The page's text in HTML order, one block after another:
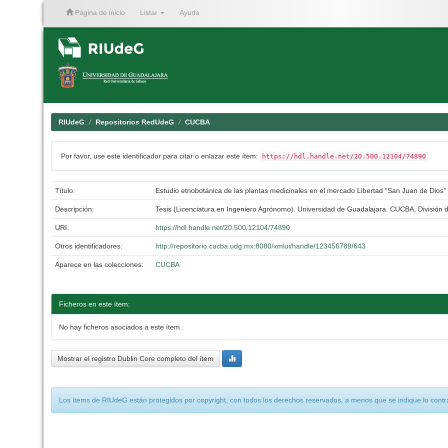
Página de inicio Listar Ayuda
RIUdeG Repositorios RedUdeG CUCBA
Por favor, use este identificador para citar o enlazar este ítem: https://hdl.handle.net/20.500.12104/74890
Título: Estudio etnobotánica de las plantas medicinales en el mercado Libertad "San Juan de
Descripción: Tesis (Licenciatura en Ingeniero Agrónomo). Universidad de Guadalajara. CUCBA, División
URI: https://hdl.handle.net/20.500.12104/74890
Otros identificadores: http://repositorio.cucba.udg.mx:8080/xmlui/handle/123456789/643
Aparece en las colecciones: CUCBA
Ficheros en este ítem:
No hay ficheros asociados a este ítem.
Mostrar el registro Dublin Core completo del ítem
Los ítems de RIUdeG están protegidos por copyright, con todos los derechos reservados, a menos que se indique lo